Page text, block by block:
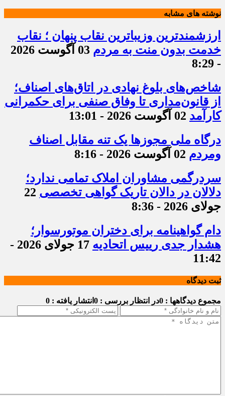
نوشته های مشابه
ارزشمندترین وزیباترین نقاب پنهان ؛ نقاب
خدمت بدون منت به مردم
03 آگوست 2026
- 8:29
شاخص‌های بلوغ نهادی در اتاق‌های اصناف؛
از قانون‌مداری تا وفاق صنفی برای حکمرانی
کارآمد 02 آگوست 2026 - 13:01
درگاه ملی مجوزها یک تنه مقابل اصناف
ومردم 02 آگوست 2026 - 8:16
سردرگمی مشاوران املاک تمامی ندارد؛
دلالان در دالان تاریک گواهی تخصصی 22
جولای 2026 - 8:36
دام گواهینامه برای دختران موتورسوار؛
هشدار جدی رییس اتحادیه
17 جولای 2026 -
11:42
ثبت دیدگاه
مجموع دیدگاهها : 0 در انتظار بررسی : 0 انتشار یافته : 0